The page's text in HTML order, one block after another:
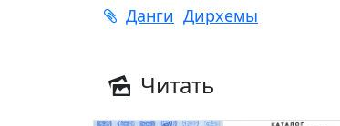
Данги Дирхемы
Читать